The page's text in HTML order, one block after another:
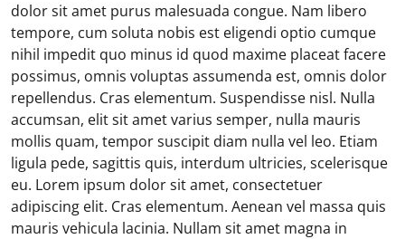
dolor sit amet purus malesuada congue. Nam libero
tempore, cum soluta nobis est eligendi optio cumque
nihil impedit quo minus id quod maxime placeat facere
possimus, omnis voluptas assumenda est, omnis dolor
repellendus. Cras elementum. Suspendisse nisl. Nulla
accumsan, elit sit amet varius semper, nulla mauris
mollis quam, tempor suscipit diam nulla vel leo. Etiam
ligula pede, sagittis quis, interdum ultricies, scelerisque
eu. Lorem ipsum dolor sit amet, consectetuer
adipiscing elit. Cras elementum. Aenean vel massa quis
mauris vehicula lacinia. Nullam sit amet magna in